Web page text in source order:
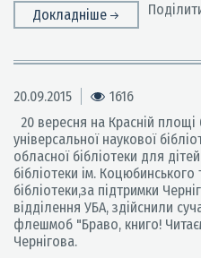
Докладніше
20.09.2015
1616
20 вересня на Красній площі
універсальної наукової
обласної бібліотеки для
бібліотеки ім. Коцюбинського
бібліотеки,за підтримки
відділення УБА, здійснили
флешмоб "Браво, книго!
Чернігова.